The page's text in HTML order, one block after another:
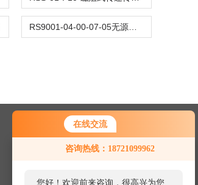
在线交流
咨询热线：18721099962
您好！欢迎前来咨询，很高兴为您
联系我们